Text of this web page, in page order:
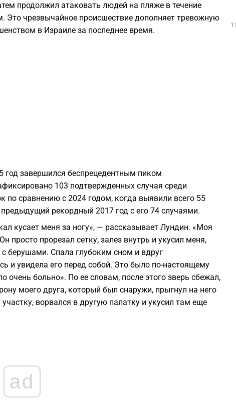
продолжил атаковать людей на пляже в течение
Это чрезвычайное происшествие дополняет тревожную
в Израиле за последнее время.
завершился беспрецедентным пиком
103 подтвержденных случая среди
по сравнению с 2024 годом, когда выявили всего 55
рекордный 2017 год с его 74 случаями.
кусает меня за ногу», — рассказывает Лундин. «Моя
просто прорезал сетку, залез внутрь и укусил меня,
с берушами. Спала глубоким сном и вдруг
и увидела его перед собой. Это было по-настоящему
очень больно». По ее словам, после этого зверь сбежал,
моего друга, который был снаружи, прыгнул на него
ворвался в другую палатку и укусил там еще
ad